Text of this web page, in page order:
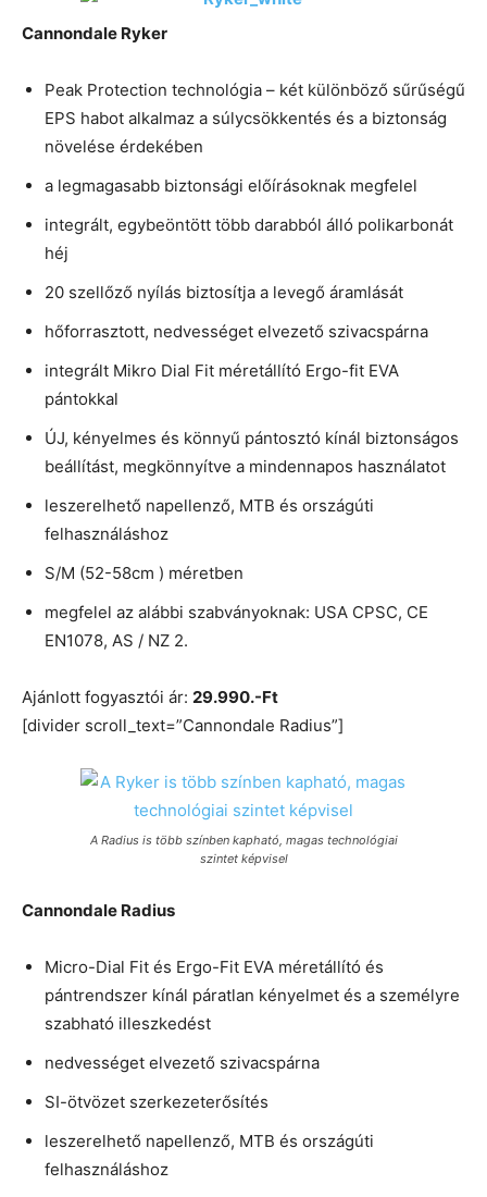
Cannondale Ryker
Peak Protection technológia – két különböző sűrűségű
EPS habot alkalmaz a súlycsökkentés és a biztonság
növelése érdekében
a legmagasabb biztonsági előírásoknak megfelel
integrált, egybeöntött több darabból álló polikarbonát
héj
20 szellőző nyílás biztosítja a levegő áramlását
hőforrasztott, nedvességet elvezető szivacspárna
integrált Mikro Dial Fit méretállító Ergo-fit EVA
pántokkal
ÚJ, kényelmes és könnyű pántosztó kínál biztonságos
beállítást, megkönnyítve a mindennapos használatot
leszerelhető napellenző, MTB és országúti
felhasználáshoz
S/M (52-58cm ) méretben
megfelel az alábbi szabványoknak: USA CPSC, CE
EN1078, AS / NZ 2.
Ajánlott fogyasztói ár: 29.990.-Ft
[divider scroll_text=”Cannondale Radius”]
A Radius is több színben kapható, magas technológiai
szintet képvisel
Cannondale Radius
Micro-Dial Fit és Ergo-Fit EVA méretállító és
pántrendszer kínál páratlan kényelmet és a személyre
szabható illeszkedést
nedvességet elvezető szivacspárna
SI-ötvözet szerkezeterősítés
leszerelhető napellenző, MTB és országúti
felhasználáshoz